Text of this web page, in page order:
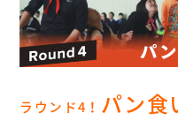
ラウンド4！ パン食